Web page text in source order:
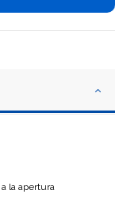
la apertura